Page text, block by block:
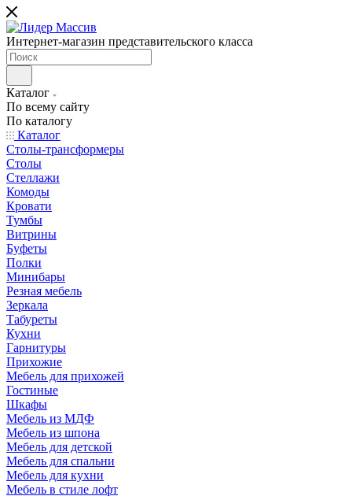
Интернет-магазин представительского класса
Каталог
По всему сайту
По каталогу
Каталог
Столы-трансформеры
Столы
Стеллажи
Комоды
Кровати
Тумбы
Витрины
Буфеты
Полки
Минибары
Резная мебель
Зеркала
Табуреты
Кухни
Гарнитуры
Прихожие
Мебель для прихожей
Гостиные
Шкафы
Мебель из МДФ
Мебель из шпона
Мебель для детской
Мебель для спальни
Мебель для кухни
Мебель в стиле лофт